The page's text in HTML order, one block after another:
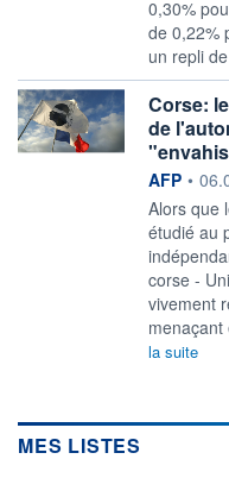
0,30%
de 0,22%
un repli
Corse:
de
AFP •
Alors que
étudié au
corse -
vivement
menaçant
la suite
MES LISTES